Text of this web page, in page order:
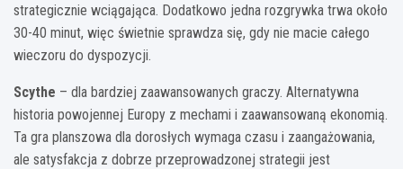
strategicznie wciągająca. Dodatkowo jedna rozgrywka trwa około
30-40 minut, więc świetnie sprawdza się, gdy nie macie całego
wieczoru do dyspozycji.
Scythe – dla bardziej zaawansowanych graczy. Alternatywna
historia powojennej Europy z mechami i zaawansowaną ekonomią.
Ta gra planszowa dla dorosłych wymaga czasu i zaangażowania,
ale satysfakcja z dobrze przeprowadzonej strategii jest